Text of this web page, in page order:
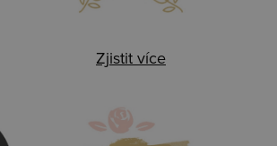
Zjistit více